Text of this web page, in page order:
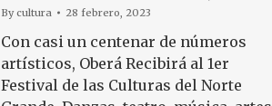
Bycultura 28 febrero, 2023
Con casi un centenar de números
artísticos, Oberá Recibirá al 1er
Festival de las Culturas del Norte